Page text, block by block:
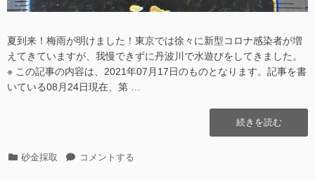
夏到来！梅雨が明けました！東京では徐々に新型コロナ感染者が増
えてきていますが、我慢できずに丹波川で水遊びをしてきました。
※ この記事の内容は、2021年07月17日のものとなります。記事を書
いている08月24日現在、第 …
“丹
波
続きを読む
カ 砂金採取
丹
コメントする